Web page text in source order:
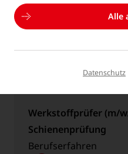
Werkstoffprüfer (m/
Schienenprüfung
Berufserfahren
Alle
Datenschutz